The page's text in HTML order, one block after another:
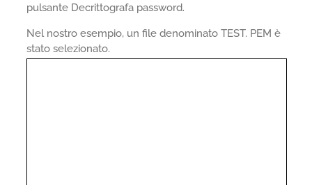
pulsante Decrittografa password.
Nel nostro esempio, un file denominato TEST. PEM è
stato selezionato.